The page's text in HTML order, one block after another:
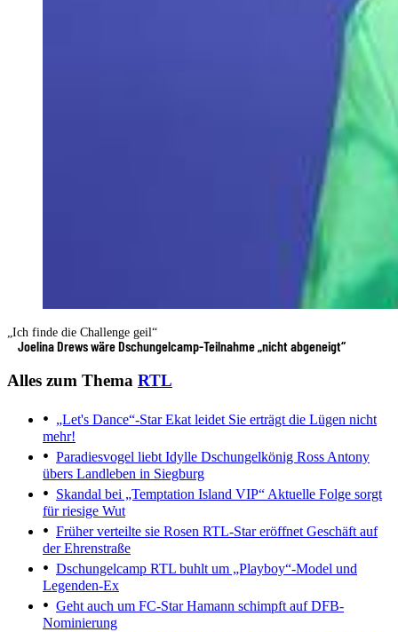
„Ich finde die Challenge geil“
Joelina Drews wäre Dschungelcamp-Teilnahme „nicht abgeneigt“
Alles zum Thema RTL
„Let's Dance“-Star Ekat leidet Sie erträgt die Lügen nicht
mehr!
Paradiesvogel liebt Idylle Dschungelkönig Ross Antony
übers Landleben in Siegburg
Skandal bei „Temptation Island VIP“ Aktuelle Folge sorgt
für riesige Wut
Früher verteilte sie Rosen RTL-Star eröffnet Geschäft auf
der Ehrenstraße
Dschungelcamp RTL buhlt um „Playboy“-Model und
Legenden-Ex
Geht auch um FC-StarHamann schimpft auf DFB-
Nominierung